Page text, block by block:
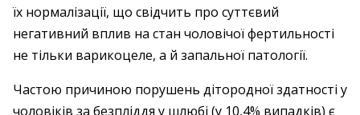
їх нормалізації, що свідчить про суттєвий
негативний вплив на стан чоловічої фертильності
не тільки варикоцеле, а й запальної патології.
Частою причиною порушень дітородної здатності у
чоловіків за безпліддя у шлюбі (у 10,4% випадків) є